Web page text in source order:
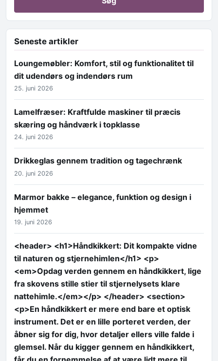
Seneste artikler
Loungemøbler: Komfort, stil og funktionalitet til
dit udendørs og indendørs rum
25. juni 2026
Lamelfræser: Kraftfulde maskiner til præcis
skæring og håndværk i topklasse
24. juni 2026
Drikkeglas gennem tradition og tagechrænk
20. juni 2026
Marmor bakke – elegance, funktion og design i
hjemmet
19. juni 2026
<header> <h1>Håndkikkert: Dit kompakte vidne
til naturen og stjernehimlen</h1> <p>
<em>Opdag verden gennem en håndkikkert, lige
fra skovens stille stier til stjernelysets klare
nattehimle.</em></p> </header> <section>
<p>En håndkikkert er mere end bare et optisk
instrument. Det er en lille porteret verden, der
åbner sig for dig, hvor detaljer ellers ville falde i
glemsel. Når du kigger gennem en håndkikkert,